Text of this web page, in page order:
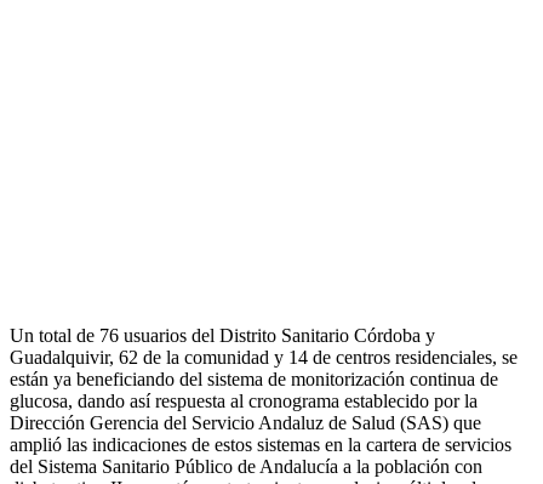
Un total de 76 usuarios del Distrito Sanitario Córdoba y
Guadalquivir, 62 de la comunidad y 14 de centros residenciales, se
están ya beneficiando del sistema de monitorización continua de
glucosa, dando así respuesta al cronograma establecido por la
Dirección Gerencia del Servicio Andaluz de Salud (SAS) que
amplió las indicaciones de estos sistemas en la cartera de servicios
del Sistema Sanitario Público de Andalucía a la población con